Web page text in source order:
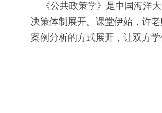
《公共政策学》是中国海洋
决策体制展开。课堂伊始，许
案例分析的方式展开，让双方